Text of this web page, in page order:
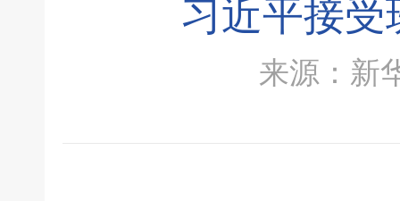
习近平接受
来源：新